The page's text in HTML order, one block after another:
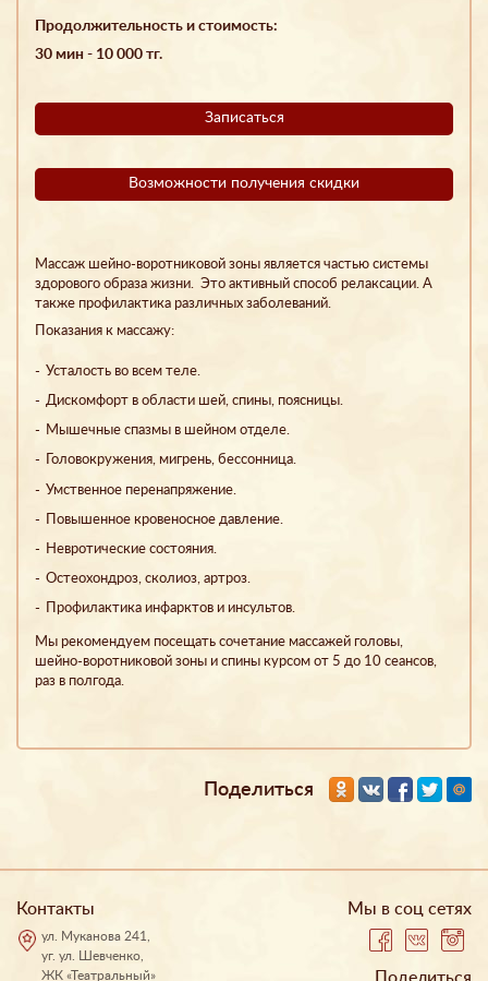
Продолжительность и стоимость:
30 мин - 10 000 тг.
Записаться
Возможности получения скидки
Массаж шейно-воротниковой зоны является частью системы
здорового образа жизни. Это активный способ релаксации. А
также профилактика различных заболеваний.
Показания к массажу:
Усталость во всем теле.
Дискомфорт в области шей, спины, поясницы.
Мышечные спазмы в шейном отделе.
Головокружения, мигрень, бессонница.
Умственное перенапряжение.
Повышенное кровеносное давление.
Невротические состояния.
Остеохондроз, сколиоз, артроз.
Профилактика инфарктов и инсультов.
Мы рекомендуем посещать сочетание массажей головы,
шейно-воротниковой зоны и спины курсом от 5 до 10 сеансов,
раз в полгода.
Поделиться
Контакты
ул. Муканова 241,
уг. ул. Шевченко,
ЖК «Театральный»
Мы в соц сетях
Поделиться